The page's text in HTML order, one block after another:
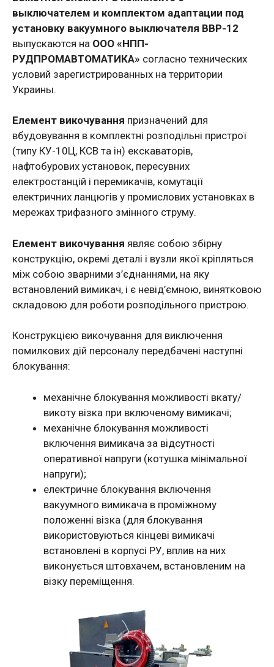
выключателем и комплектом адаптации под
установку вакуумного выключателя ВВР-12
выпускаются на ООО «НПП-
РУДПРОМАВТОМАТИКА» согласно технических
условий зарегистрированных на территории
Украины.
Елемент викочування призначений для
вбудовування в комплектні розподільні пристрої
(типу КУ-10Ц, КСВ та ін) екскаваторів,
нафтобурових установок, пересувних
електростанцій і перемикачів, комутації
електричних ланцюгів у промислових установках в
мережах трифазного змінного струму.
Елемент викочування являє собою збірну
конструкцію, окремі деталі і вузли якої кріпляться
між собою зварними з’єднаннями, на яку
встановлений вимикач, і є невід’ємною, винятковою
складовою для роботи розподільного пристрою.
Конструкцією викочування для виключення
помилкових дій персоналу передбачені наступні
блокування:
механічне блокування можливості вкату/
викоту візка при включеному вимикачі;
механічне блокування можливості
включення вимикача за відсутності
оперативної напруги (котушка мінімальної
напруги);
електричне блокування включення
вакуумного вимикача в проміжному
положенні візка (для блокування
використовуються кінцеві вимикачі
встановлені в корпусі РУ, вплив на них
виконується штовхачем, встановленим на
візку переміщення.